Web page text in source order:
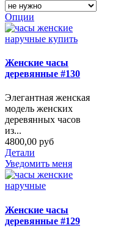
Опции
Женские часы
деревянные #130
Элегантная женская
модель женских
деревянных часов
из...
4800,00 руб
Детали
Уведомить меня
Женские часы
деревянные #129